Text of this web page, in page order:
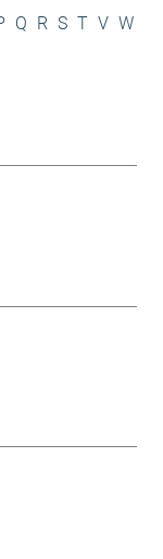
Q R S T V W